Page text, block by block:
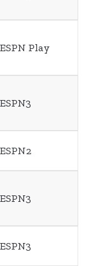
ESPN Play
ESPN3
ESPN2
ESPN3
ESPN3